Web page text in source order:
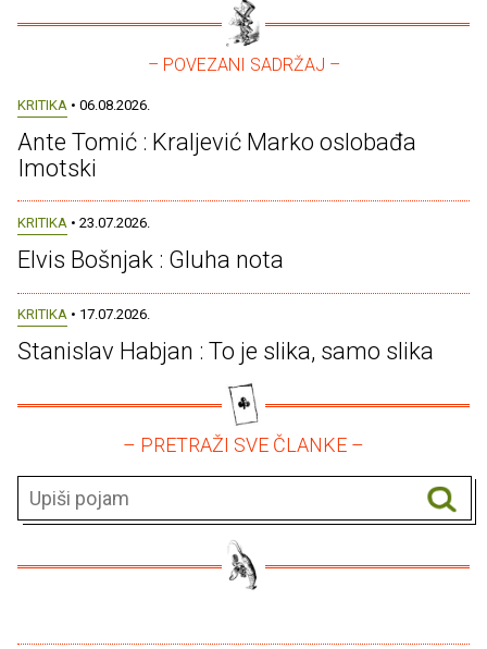
– POVEZANI SADRŽAJ –
KRITIKA • 06.08.2026.
Ante Tomić : Kraljević Marko oslobađa
Imotski
KRITIKA • 23.07.2026.
Elvis Bošnjak : Gluha nota
KRITIKA • 17.07.2026.
Stanislav Habjan : To je slika, samo slika
– PRETRAŽI SVE ČLANKE –